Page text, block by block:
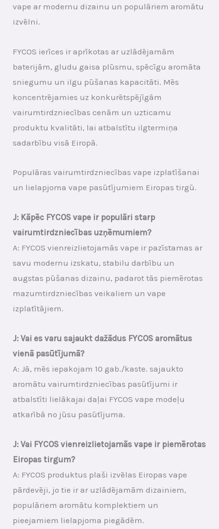
vape ar modernu dizainu un populāriem aromātu
izvēlni.
FYCOS ierīces ir aprīkotas ar uzlādējamām
baterijām, gludu gaisa plūsmu, spēcīgu aromāta
sniegumu un ilgu pūšanas kapacitāti. Mēs
koncentrējamies uz konkurētspējīgām
vairumtirdzniecības cenām un uzticamu
produktu kvalitāti, lai atbalstītu ilgtermiņa
sadarbību visā Eiropā.
Populāras vairumtirdzniecības vape izplatīšanai
un lielapjoma vape pasūtījumiem Eiropas tirgū.
J: Kāpēc FYCOS vape ir populāri starp
vairumtirdzniecības uzņēmumiem?
A: FYCOS vienreizlietojamās vape ir pazīstamas ar
savu modernu izskatu, stabilu darbību un
augstas pūšanas dizainu, padarot tās piemērotas
mazumtirdzniecības veikaliem un vape
izplatītājiem.
J: Vai es varu sajaukt dažādus FYCOS aromātus
vienā pasūtījumā?
A: Jā, mēs iepakojam 10 gab./kaste. sajaukto
aromātu vairumtirdzniecības pasūtījumi ir
atbalstīti lielākajai daļai FYCOS vape modeļu
atkarībā no jūsu pasūtījuma.
J: Vai FYCOS vienreizlietojamās vape ir piemērotas
Eiropas tirgum?
A: FYCOS produktus plaši izvēlas Eiropas vape
pārdevēji, jo tie ir ar uzlādējamām dizainiem,
populāriem aromātu komplektiem un
pieejamiem lielapjoma piegādēm.